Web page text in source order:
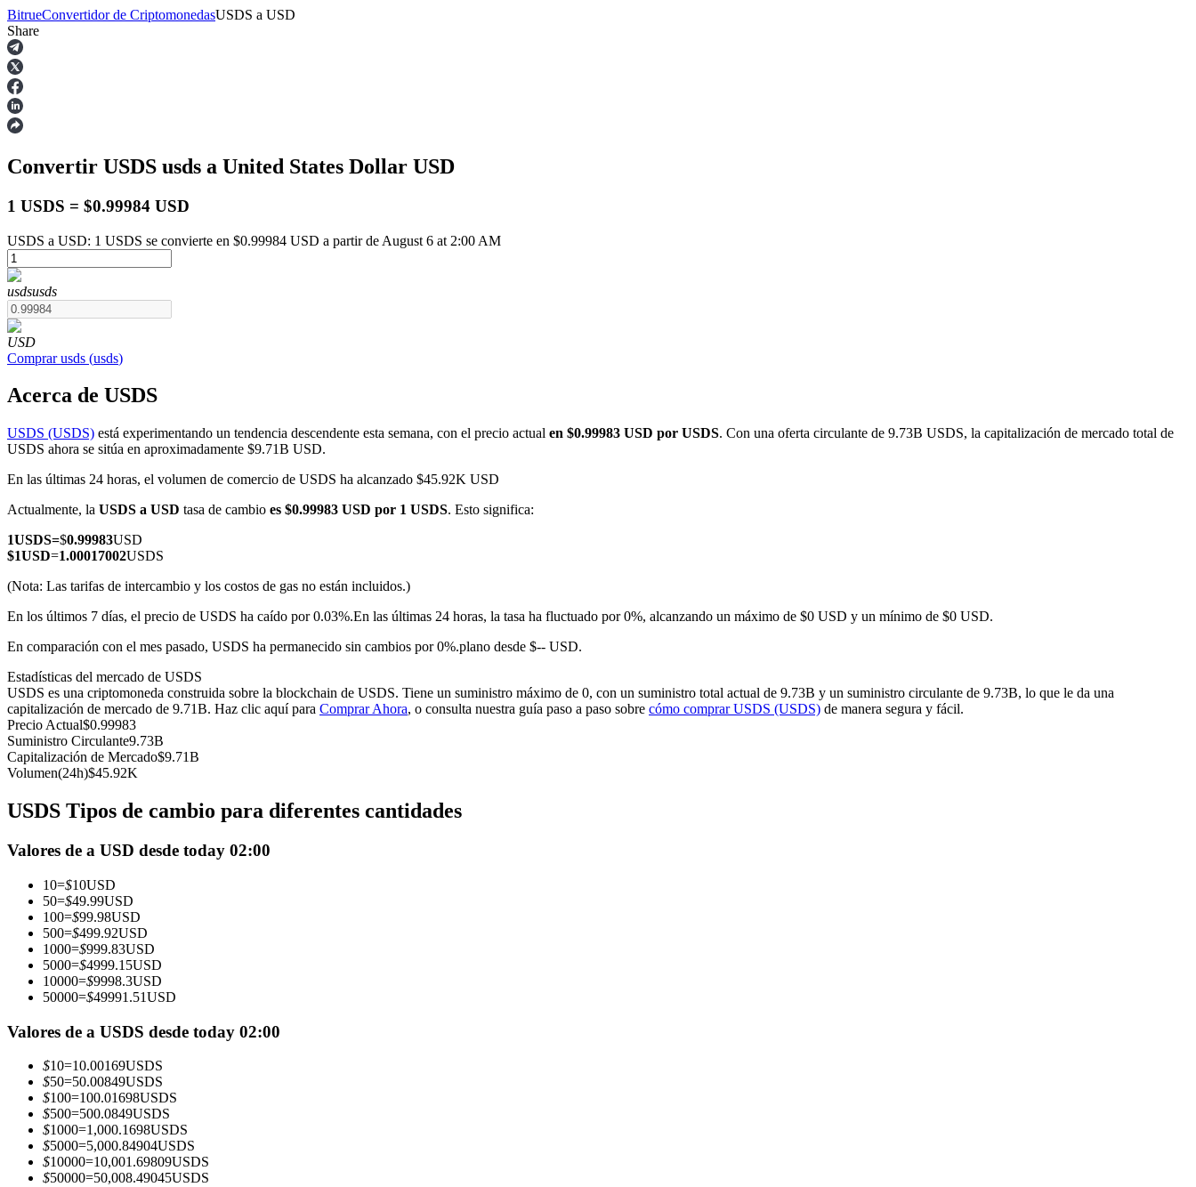
Futuros
Futuros del USDT
Futuros que utilizan USDT como garantía
Futuros COIN-M
Futuros de criptomonedas
Futuros que utilizan USDC como garantía
Copiar Trading
Únete a los mejores traders
BitrueConvertidor de CriptomonedasUSDS a USD
Share
Convertir USDS usds a United States Dollar USD
1 USDS = $0.99984 USD
USDS a USD: 1 USDS se convierte en $0.99984 USD a partir de August 6 at 2:00 AM
usdsusds
USD
Comprar usds (usds)
Acerca de USDS
USDS (USDS) está experimentando un tendencia descendente esta semana, con el precio actual en $0.99983 USD por USDS. Con una oferta circulante de 9.73B USDS, la capitalización de mercado total de
USDS ahora se sitúa en aproximadamente $9.71B USD.
En las últimas 24 horas, el volumen de comercio de USDS ha alcanzado $45.92K USD
Actualmente, la USDS a USD tasa de cambio es $0.99983 USD por 1 USDS. Esto significa:
1USDS=$0.99983USD
$1USD=1.00017002USDS
(Nota: Las tarifas de intercambio y los costos de gas no están incluidos.)
En los últimos 7 días, el precio de USDS ha caído por 0.03%.En las últimas 24 horas, la tasa ha fluctuado por 0%, alcanzando un máximo de $0 USD y un mínimo de $0 USD.
En comparación con el mes pasado, USDS ha permanecido sin cambios por 0%.plano desde $-- USD.
Estadísticas del mercado de USDS
USDS es una criptomoneda construida sobre la blockchain de USDS. Tiene un suministro máximo de 0, con un suministro total actual de 9.73B y un suministro circulante de 9.73B, lo que le da una
capitalización de mercado de 9.71B. Haz clic aquí para Comprar Ahora, o consulta nuestra guía paso a paso sobre cómo comprar USDS (USDS) de manera segura y fácil.
Precio Actual$0.99983
Suministro Circulante9.73B
Capitalización de Mercado$9.71B
Volumen(24h)$45.92K
USDS Tipos de cambio para diferentes cantidades
Valores de a USD desde today 02:00
10=$10USD
50=$49.99USD
100=$99.98USD
500=$499.92USD
1000=$999.83USD
5000=$4999.15USD
10000=$9998.3USD
50000=$49991.51USD
Valores de a USDS desde today 02:00
$10=10.00169USDS
$50=50.00849USDS
$100=100.01698USDS
$500=500.0849USDS
$1000=1,000.1698USDS
$5000=5,000.84904USDS
$10000=10,001.69809USDS
$50000=50,008.49045USDS